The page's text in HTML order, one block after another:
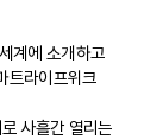
계에 소개하고
트라이프위크
사흘간 열리는